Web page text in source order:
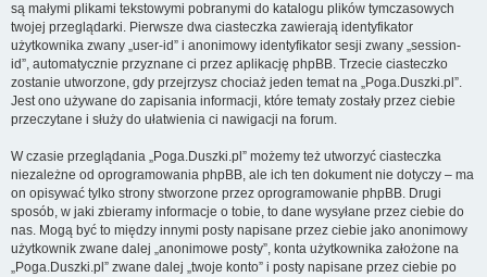
są małymi plikami tekstowymi pobranymi do katalogu plików tymczasowych
twojej przeglądarki. Pierwsze dwa ciasteczka zawierają identyfikator
użytkownika zwany „user-id” i anonimowy identyfikator sesji zwany „session-
id”, automatycznie przyznane ci przez aplikację phpBB. Trzecie ciasteczko
zostanie utworzone, gdy przejrzysz chociaż jeden temat na „Poga.Duszki.pl”.
Jest ono używane do zapisania informacji, które tematy zostały przez ciebie
przeczytane i służy do ułatwienia ci nawigacji na forum.
W czasie przeglądania „Poga.Duszki.pl” możemy też utworzyć ciasteczka
niezależne od oprogramowania phpBB, ale ich ten dokument nie dotyczy – ma
on opisywać tylko strony stworzone przez oprogramowanie phpBB. Drugi
sposób, w jaki zbieramy informacje o tobie, to dane wysyłane przez ciebie do
nas. Mogą być to między innymi posty napisane przez ciebie jako anonimowy
użytkownik zwane dalej „anonimowe posty”, konta użytkownika założone na
„Poga.Duszki.pl” zwane dalej „twoje konto” i posty napisane przez ciebie po